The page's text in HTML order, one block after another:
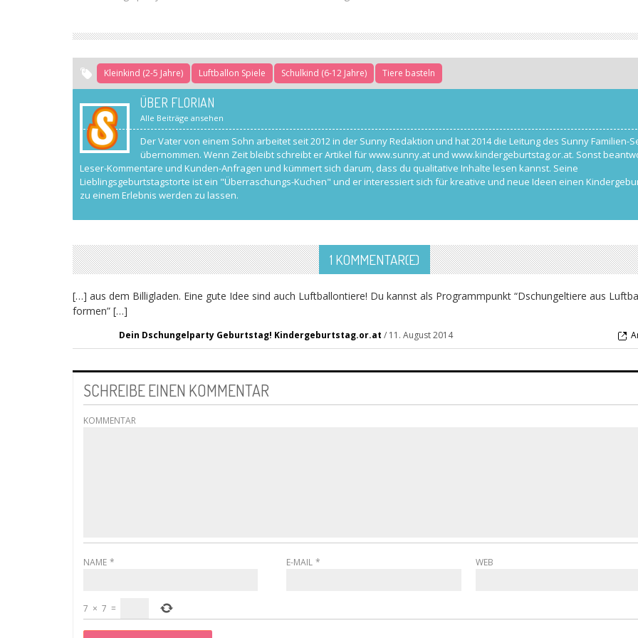
Kleinkind (2-5 Jahre) Luftballon Spiele Schulkind (6-12 Jahre) Tiere basteln
ÜBER FLORIAN
Alle Beiträge ansehen
Der Vater von einem Sohn arbeitet seit 2012 in der Sunny Redaktion und hat 2014 die Leitung des Sunny Familien-
übernommen. Wenn Zeit bleibt schreibt er Artikel für www.sunny.at und www.kindergeburtstag.or.at. Sonst
Leser-Kommentare und Kunden-Anfragen und kümmert sich darum, dass du qualitative Inhalte lesen kannst. Seine
Lieblingsgeburtstagstorte ist ein "Überraschungs-Kuchen" und er interessiert sich für kreative und neue Ideen einen
zu einem Erlebnis werden zu lassen.
1 KOMMENTAR(E)
[…] aus dem Billigladen. Eine gute Idee sind auch Luftballontiere! Du kannst als Programmpunkt “Dschungeltiere aus
formen” […]
Dein Dschungelparty Geburtstag! Kindergeburtstag.or.at / 11. August 2014
SCHREIBE EINEN KOMMENTAR
KOMMENTAR
NAME * E-MAIL * WEB
7 × 7 =